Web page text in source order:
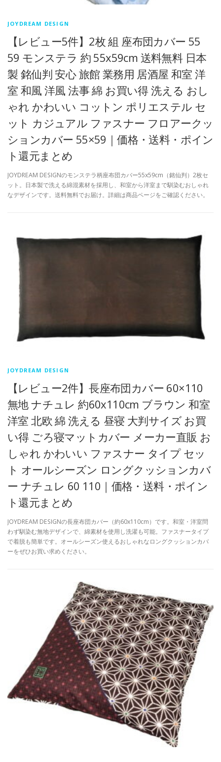
JOYDREAM DESIGN
【レビュー5件】2枚 組 座布団カバー 55
59 モンステラ 約 55x59cm 送料無料 日本
製 銘仙判 安心 旅館 業務用 居酒屋 和室 洋
室 和風 洋風 法事 綿 お買い得 洗える おし
ゃれ かわいい コットン ポリエステル セ
ット カジュアル ファスナー フロアークッ
ションカバー 55×59｜価格・送料・ポイン
ト還元まとめ
JOYDREAM DESIGNのモンステラ柄座布団カバー55x59cm（銘仙判）2枚セ
ット。日本製で洗える綿混素材を採用し、和室から洋室まで馴染むおしゃれ
なデザインです。送料無料でお届け。詳細は商品ページをご確認ください。
JOYDREAM DESIGN
【レビュー2件】長座布団カバー 60×110
無地 ナチュレ 約60x110cm ブラウン 和室
洋室 北欧 綿 洗える 昼寝 大判サイズ お買
い得 ごろ寝マットカバー メーカー直販 お
しゃれ かわいい ファスナー タイプ セッ
ト オールシーズン ロングクッションカバ
ー ナチュレ 60 110｜価格・送料・ポイン
ト還元まとめ
JOYDREAM DESIGNの長座布団カバー（約60x110cm）です。和室・洋室問
わず馴染む無地デザインで、綿素材を使用し洗濯も可能。ファスナータイプ
で着脱も簡単です。オールシーズン使えるおしゃれなロングクッションカバ
ーをぜひお買い求めください。